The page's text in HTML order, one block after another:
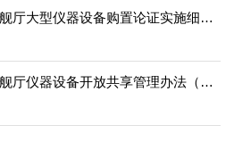
关于印发《来利国际旗舰厅大型仪器设备购置论证实施细则（试行）》的通知
关于印发《来利国际旗舰厅仪器设备开放共享管理办法（试行）》的通知